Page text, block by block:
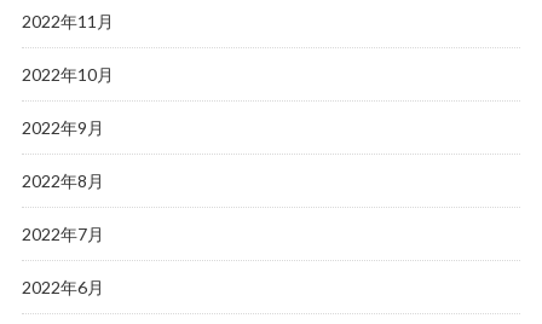
2022年11月
2022年10月
2022年9月
2022年8月
2022年7月
2022年6月